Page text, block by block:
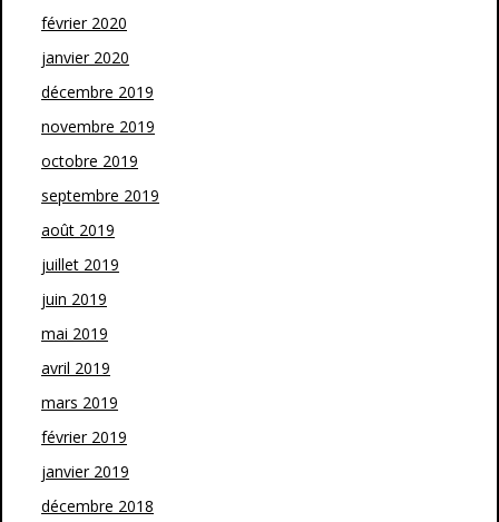
février 2020
janvier 2020
décembre 2019
novembre 2019
octobre 2019
septembre 2019
août 2019
juillet 2019
juin 2019
mai 2019
avril 2019
mars 2019
février 2019
janvier 2019
décembre 2018